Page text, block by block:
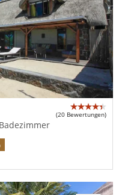
(20 Bewertungen)